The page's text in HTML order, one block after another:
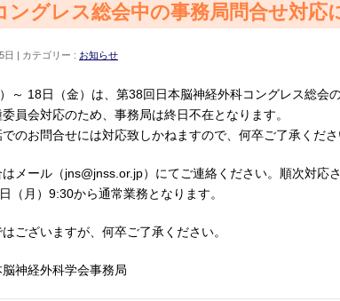
ングレス総会中の事務局問合せ対応
日 カテゴリー : お知らせ
～ 18日（金）は、第38回日本脳神経外科コングレス総会
員会対応のため、事務局は終日不在となります。
のお問合せには対応致しかねますので、何卒ご了承くださ
メール（jns@jnss.or.jp）にてご連絡ください。順次対応
（月）9:30から通常業務となります。
ございますが、何卒ご了承ください。
脳神経外科学会事務局